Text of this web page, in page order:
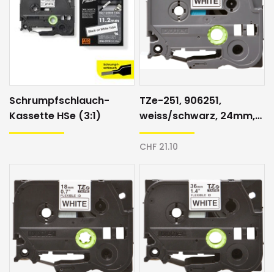
Schrumpfschlauch-
Kassette HSe (3:1)
TZe-251, 906251,
weiss/schwarz, 24mm,
Schriftband
CHF 21.10